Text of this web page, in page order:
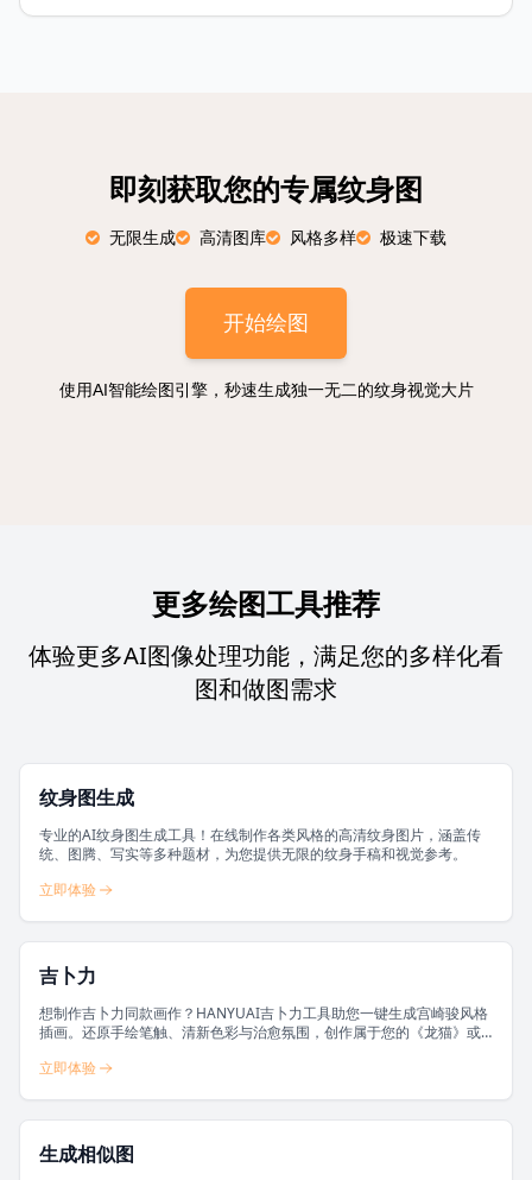
即刻获取您的专属纹身图
无限生成 高清图库 风格多样 极速下载
开始绘图
使用AI智能绘图引擎，秒速生成独一无二的纹身视觉大片
更多绘图工具推荐
体验更多AI图像处理功能，满足您的多样化看
图和做图需求
纹身图生成
专业的AI纹身图生成工具！在线制作各类风格的高清纹身图片，涵盖传
统、图腾、写实等多种题材，为您提供无限的纹身手稿和视觉参考。
立即体验
吉卜力
想制作吉卜力同款画作？HANYUAI吉卜力工具助您一键生成宫崎骏风格
插画。还原手绘笔触、清新色彩与治愈氛围，创作属于您的《龙猫》或
立即体验
生成相似图